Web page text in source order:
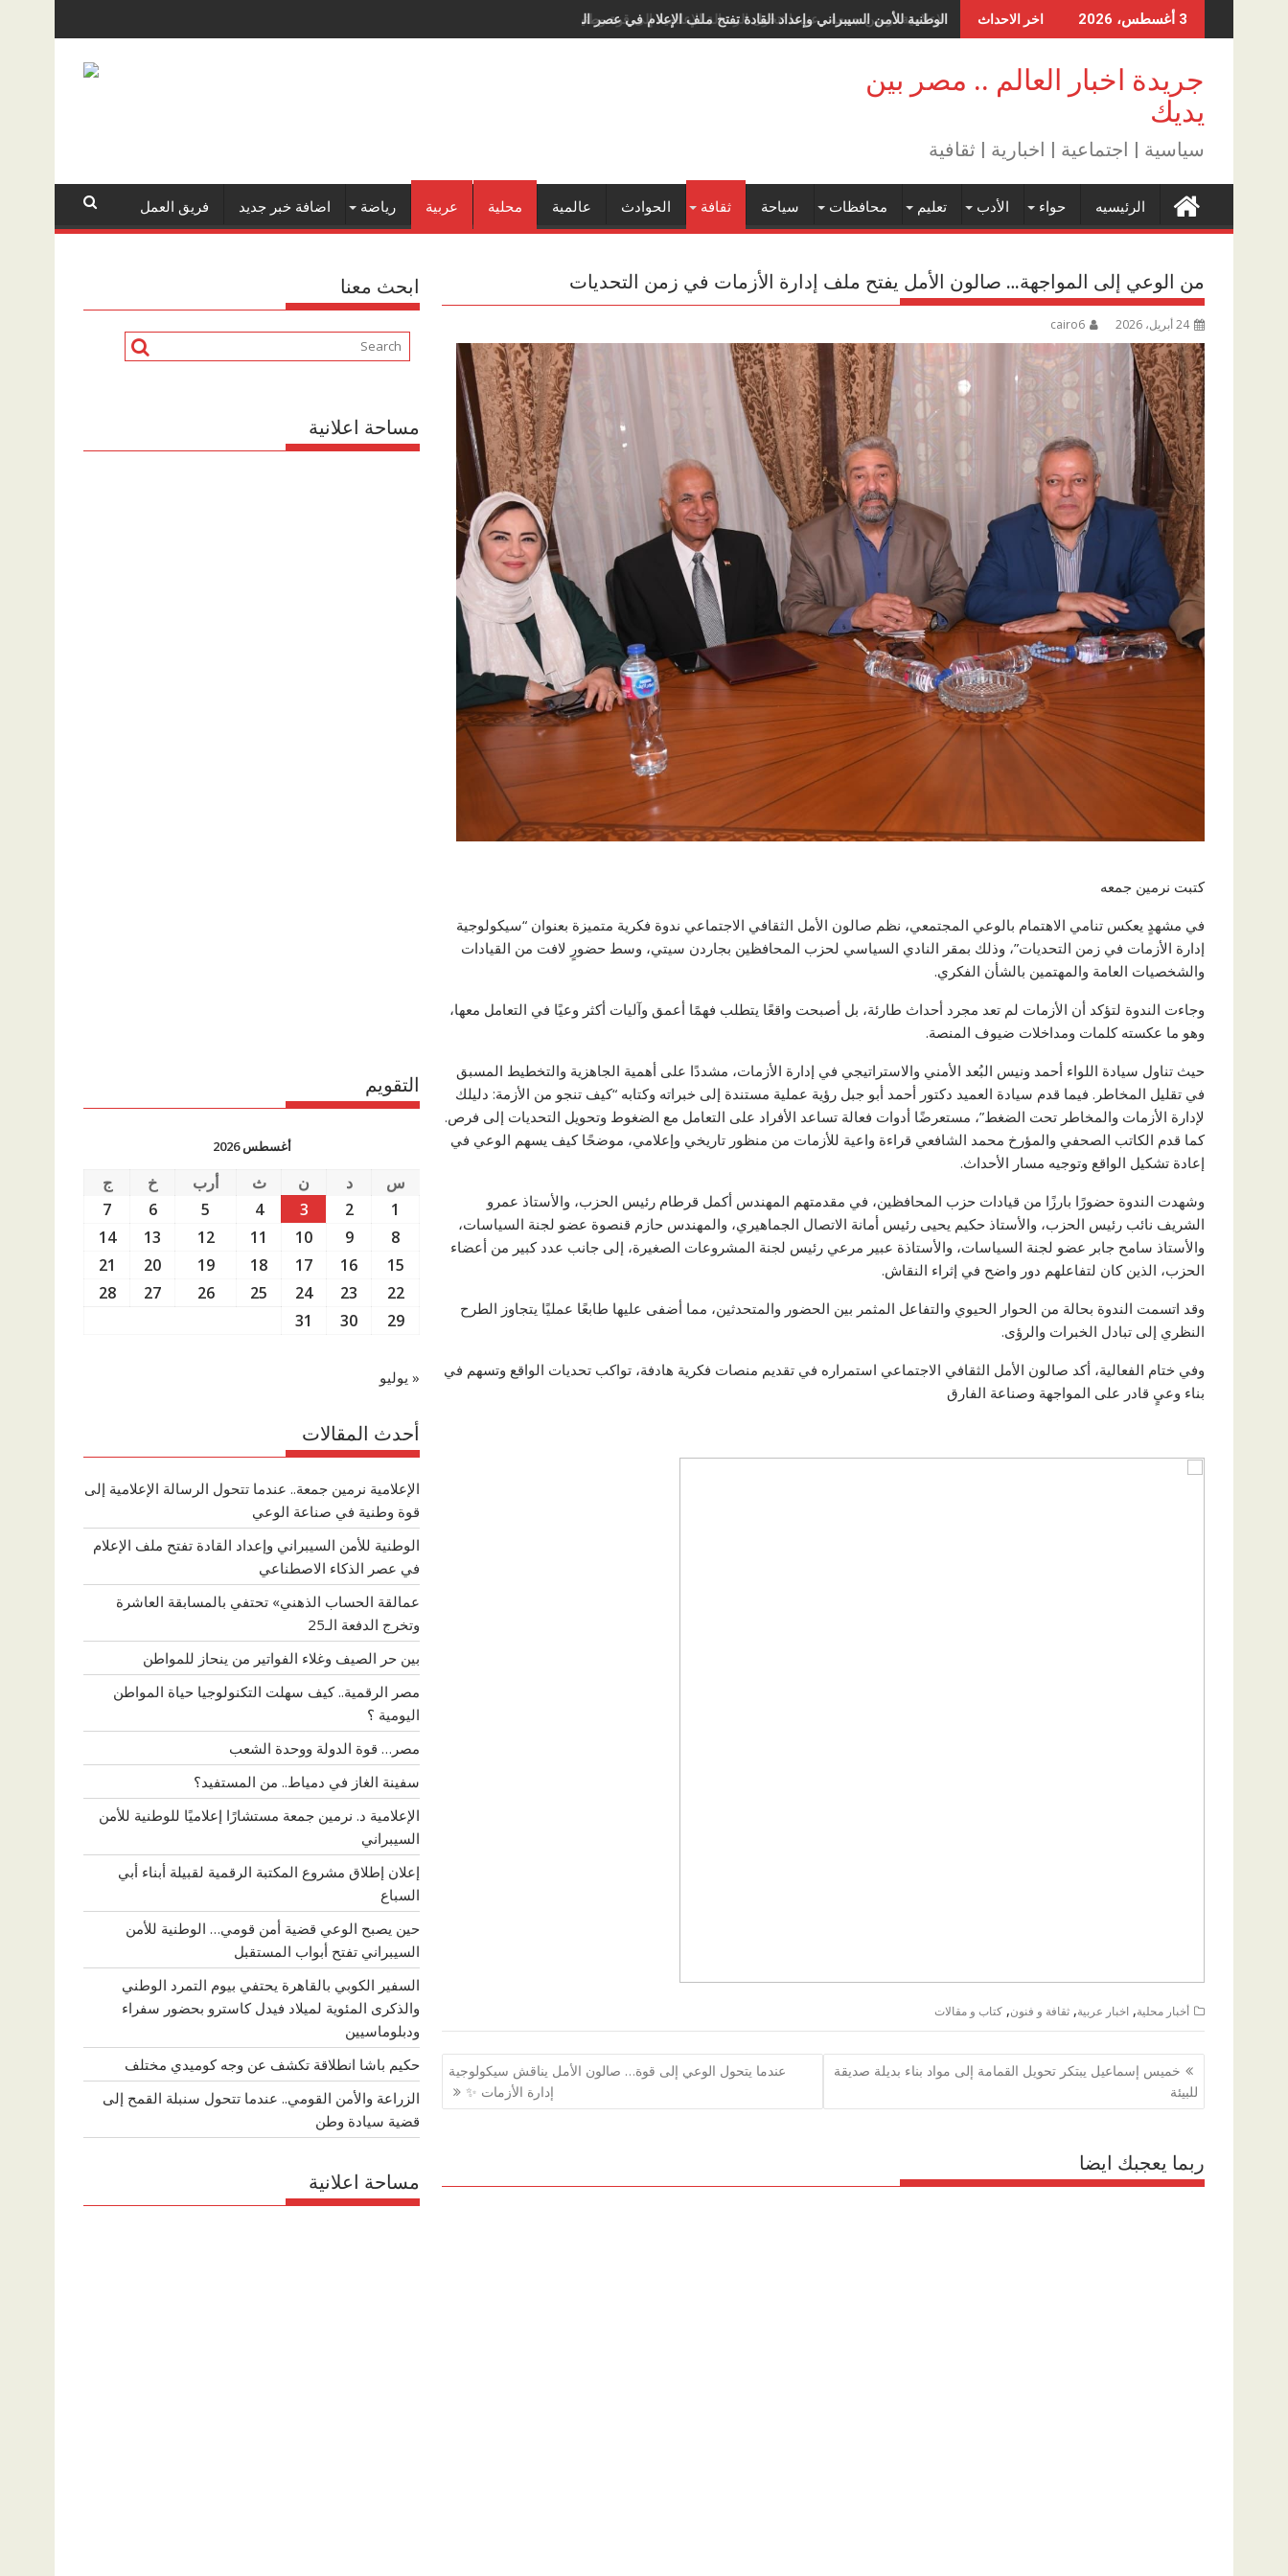
to
3 أغسطس، 2026 اخر الاحداث الوطنية للأمن السيبراني وإعداد القادة تفتح ملف الإعلام في عصر الذكاء الاصطناعي
جريدة اخبار العالم .. مصر بين
يديك
سياسية | اجتماعية | اخبارية | ثقافية
الرئيسيه حواء الأدب تعليم محافظات سياحة ثقافة الحوادث عالمية محلية عربية رياضة اضافة خبر جديد فريق العمل
من الوعي إلى المواجهة… صالون الأمل يفتح ملف إدارة الأزمات في زمن التحديات
24 أبريل، 2026 cairo6
كتبت نرمين جمعه
في مشهدٍ يعكس تنامي الاهتمام بالوعي المجتمعي، نظم صالون الأمل الثقافي الاجتماعي ندوة فكرية متميزة بعنوان “سيكولوجية
إدارة الأزمات في زمن التحديات”، وذلك بمقر النادي السياسي لحزب المحافظين بجاردن سيتي، وسط حضورٍ لافت من القيادات
والشخصيات العامة والمهتمين بالشأن الفكري.
وجاءت الندوة لتؤكد أن الأزمات لم تعد مجرد أحداث طارئة، بل أصبحت واقعًا يتطلب فهمًا أعمق وآليات أكثر وعيًا في التعامل معها،
وهو ما عكسته كلمات ومداخلات ضيوف المنصة.
حيث تناول سيادة اللواء أحمد ونيس البُعد الأمني والاستراتيجي في إدارة الأزمات، مشددًا على أهمية الجاهزية والتخطيط المسبق
في تقليل المخاطر. فيما قدم سيادة العميد دكتور أحمد أبو جبل رؤية عملية مستندة إلى خبراته وكتابه “كيف تنجو من الأزمة: دليلك
لإدارة الأزمات والمخاطر تحت الضغط”، مستعرضًا أدوات فعالة تساعد الأفراد على التعامل مع الضغوط وتحويل التحديات إلى فرص.
كما قدم الكاتب الصحفي والمؤرخ محمد الشافعي قراءة واعية للأزمات من منظور تاريخي وإعلامي، موضحًا كيف يسهم الوعي في
إعادة تشكيل الواقع وتوجيه مسار الأحداث.
وشهدت الندوة حضورًا بارزًا من قيادات حزب المحافظين، في مقدمتهم المهندس أكمل قرطام رئيس الحزب، والأستاذ عمرو
الشريف نائب رئيس الحزب، والأستاذ حكيم يحيى رئيس أمانة الاتصال الجماهيري، والمهندس حازم قنصوة عضو لجنة السياسات،
والأستاذ سامح جابر عضو لجنة السياسات، والأستاذة عبير مرعي رئيس لجنة المشروعات الصغيرة، إلى جانب عدد كبير من أعضاء
الحزب، الذين كان لتفاعلهم دور واضح في إثراء النقاش.
وقد اتسمت الندوة بحالة من الحوار الحيوي والتفاعل المثمر بين الحضور والمتحدثين، مما أضفى عليها طابعًا عمليًا يتجاوز الطرح
النظري إلى تبادل الخبرات والرؤى.
وفي ختام الفعالية، أكد صالون الأمل الثقافي الاجتماعي استمراره في تقديم منصات فكرية هادفة، تواكب تحديات الواقع وتسهم في
بناء وعيٍ قادر على المواجهة وصناعة الفارق
أخبار محلية, اخبار عربية, ثقافة و فنون, كتاب و مقالات
تصفّح
المقالات
خميس إسماعيل يبتكر تحويل القمامة إلى مواد بناء بديلة صديقة
للبيئة
عندما يتحول الوعي إلى قوة… صالون الأمل يناقش سيكولوجية
إدارة الأزمات ✨
ربما يعجبك ايضا
ابحث معنا
مساحة اعلانية
التقويم
أغسطس 2026
س د ن ث أرب خ
ج
1
2
3
4
5
6
7
8
9
10
11
12
13
14
15
16
17
18
19
20
21
22
23
24
25
26
27
28
29
30
31
« يوليو
أحدث المقالات
الإعلامية نرمين جمعة.. عندما تتحول الرسالة الإعلامية إلى
قوة وطنية في صناعة الوعي
الوطنية للأمن السيبراني وإعداد القادة تفتح ملف الإعلام
في عصر الذكاء الاصطناعي
عمالقة الحساب الذهني» تحتفي بالمسابقة العاشرة
وتخرج الدفعة الـ25
بين حر الصيف وغلاء الفواتير من ينحاز للمواطن
مصر الرقمية.. كيف سهلت التكنولوجيا حياة المواطن
اليومية ؟
مصر… قوة الدولة ووحدة الشعب
سفينة الغاز في دمياط.. من المستفيد؟
الإعلامية د. نرمين جمعة مستشارًا إعلاميًا للوطنية للأمن
السيبراني
إعلان إطلاق مشروع المكتبة الرقمية لقبيلة أبناء أبي
السباع
حين يصبح الوعي قضية أمن قومي… الوطنية للأمن
السيبراني تفتح أبواب المستقبل
السفير الكوبي بالقاهرة يحتفي بيوم التمرد الوطني
والذكرى المئوية لميلاد فيدل كاسترو بحضور سفراء
ودبلوماسيين
حكيم باشا انطلاقة تكشف عن وجه كوميدي مختلف
الزراعة والأمن القومي.. عندما تتحول سنبلة القمح إلى
قضية سيادة وطن
مساحة اعلانية